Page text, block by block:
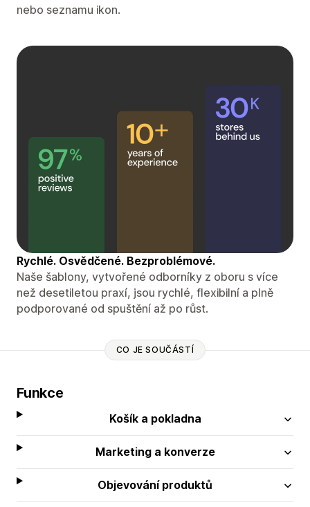
nebo seznamu ikon.
Rychlé. Osvědčené. Bezproblémové.
Naše šablony, vytvořené odborníky z oboru s více
než desetiletou praxí, jsou rychlé, flexibilní a plně
podporované od spuštění až po růst.
CO JE SOUČÁSTÍ
Funkce
Košík a pokladna
Marketing a konverze
Objevování produktů